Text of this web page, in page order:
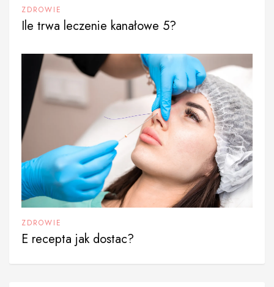
ZDROWIE
Ile trwa leczenie kanałowe 5?
ZDROWIE
E recepta jak dostac?